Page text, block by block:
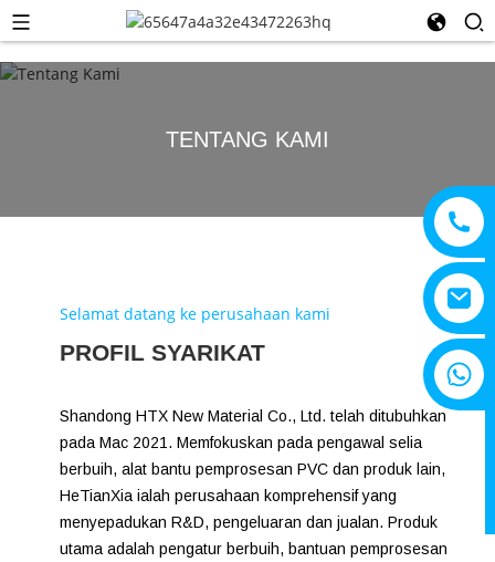
TENTANG KAMI
Selamat datang ke perusahaan kami
PROFIL SYARIKAT
Shandong HTX New Material Co., Ltd. telah ditubuhkan
pada Mac 2021. Memfokuskan pada pengawal selia
berbuih, alat bantu pemprosesan PVC dan produk lain,
HeTianXia ialah perusahaan komprehensif yang
menyepadukan R&D, pengeluaran dan jualan. Produk
utama adalah pengatur berbuih, bantuan pemprosesan